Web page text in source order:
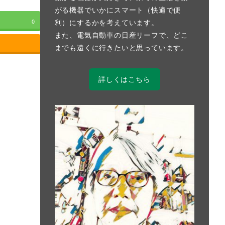
0
がる機器でいかにスマート（快適で便
利）にするかを考えています。
また、電気自動車の日産リーフで、どこ
までも遠くに行きたいと思っています。
詳しくはこちら